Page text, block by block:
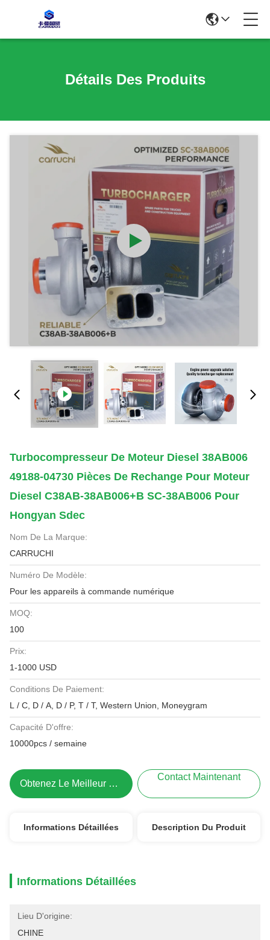
Détails Des Produits
Turbocompresseur De Moteur Diesel 38AB006
49188-04730 Pièces De Rechange Pour Moteur
Diesel C38AB-38AB006+B SC-38AB006 Pour
Hongyan Sdec
Nom De La Marque:
CARRUCHI
Numéro De Modèle:
Pour les appareils à commande numérique
MOQ:
100
Prix:
1-1000 USD
Conditions De Paiement:
L / C, D / A, D / P, T / T, Western Union, Moneygram
Capacité D'offre:
10000pcs / semaine
Obtenez Le Meilleur Prix
Contact Maintenant
Informations Détaillées Description Du Produit
Informations Détaillées
Lieu D'origine:
CHINE